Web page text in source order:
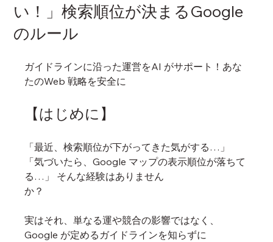
い！」検索順位が決まるGoogle
のルール
ガイドラインに沿った運営をAI がサポート！あな
たのWeb 戦略を安全に
【はじめに】
「最近、検索順位が下がってきた気がする…」
「気づいたら、Google マップの表示順位が落ちて
る…」 そんな経験はありません
か？
実はそれ、単なる運や競合の影響ではなく、
Google が定めるガイドラインを知らずに